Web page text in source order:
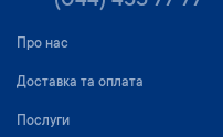
Про нас
Доставка та оплата
Послуги